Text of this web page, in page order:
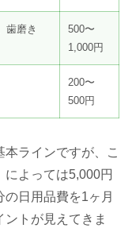
歯磨き
500〜
1,000円
200〜
500円
ラインですが、こ
よっては5,000円
日用品費を1ヶ月
トが見えてきま